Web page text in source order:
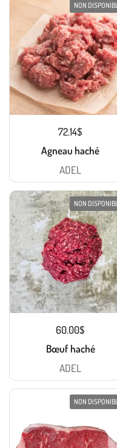
72.14$
Agneau haché
ADEL
NON
60.00$
Bœuf haché
ADEL
NON
NON